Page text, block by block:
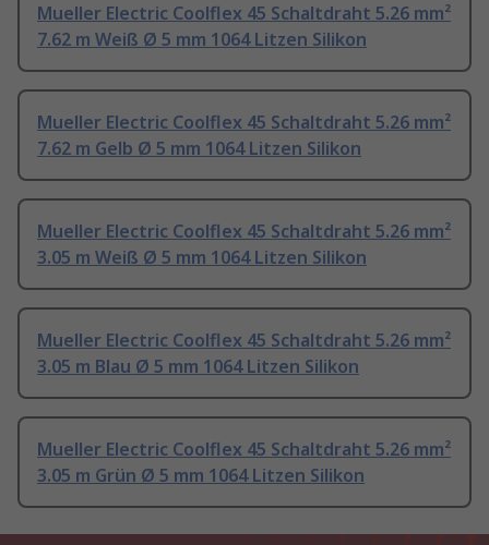
Mueller Electric Coolflex 45 Schaltdraht 5.26 mm²
7.62 m Weiß Ø 5 mm 1064 Litzen Silikon
Mueller Electric Coolflex 45 Schaltdraht 5.26 mm²
7.62 m Gelb Ø 5 mm 1064 Litzen Silikon
Mueller Electric Coolflex 45 Schaltdraht 5.26 mm²
3.05 m Weiß Ø 5 mm 1064 Litzen Silikon
Mueller Electric Coolflex 45 Schaltdraht 5.26 mm²
3.05 m Blau Ø 5 mm 1064 Litzen Silikon
Mueller Electric Coolflex 45 Schaltdraht 5.26 mm²
3.05 m Grün Ø 5 mm 1064 Litzen Silikon